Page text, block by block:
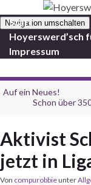
Navigation umschalten
Start
Hoyerswerd’sch
Impressum
Auf ein Neues!
Schon über
Aktivist
jetzt in
Von compurobbieunter